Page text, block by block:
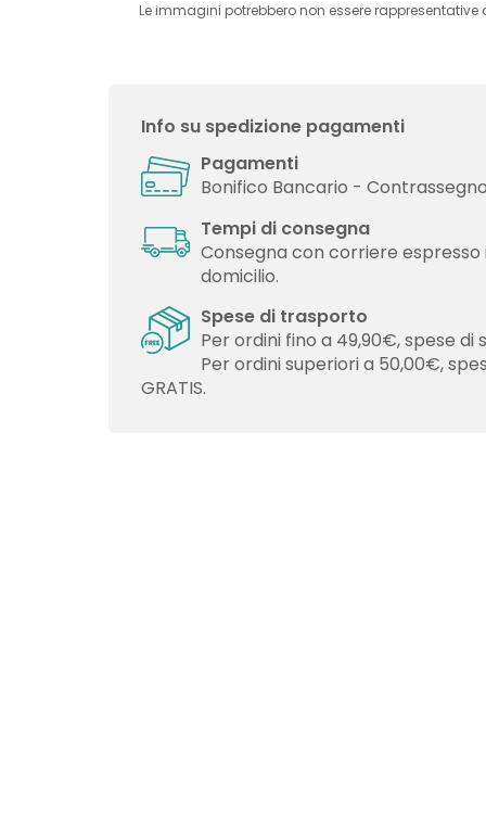
Le immagini potrebbero non essere rappresentative
Info su spedizione pagamenti
Pagamenti
Bonifico Bancario -
Tempi di consegna
Consegna con corriere
domicilio.
Spese di trasporto
Per ordini fino a 49,90€, spese di
Per ordini superiori a 50,00€,
GRATIS.